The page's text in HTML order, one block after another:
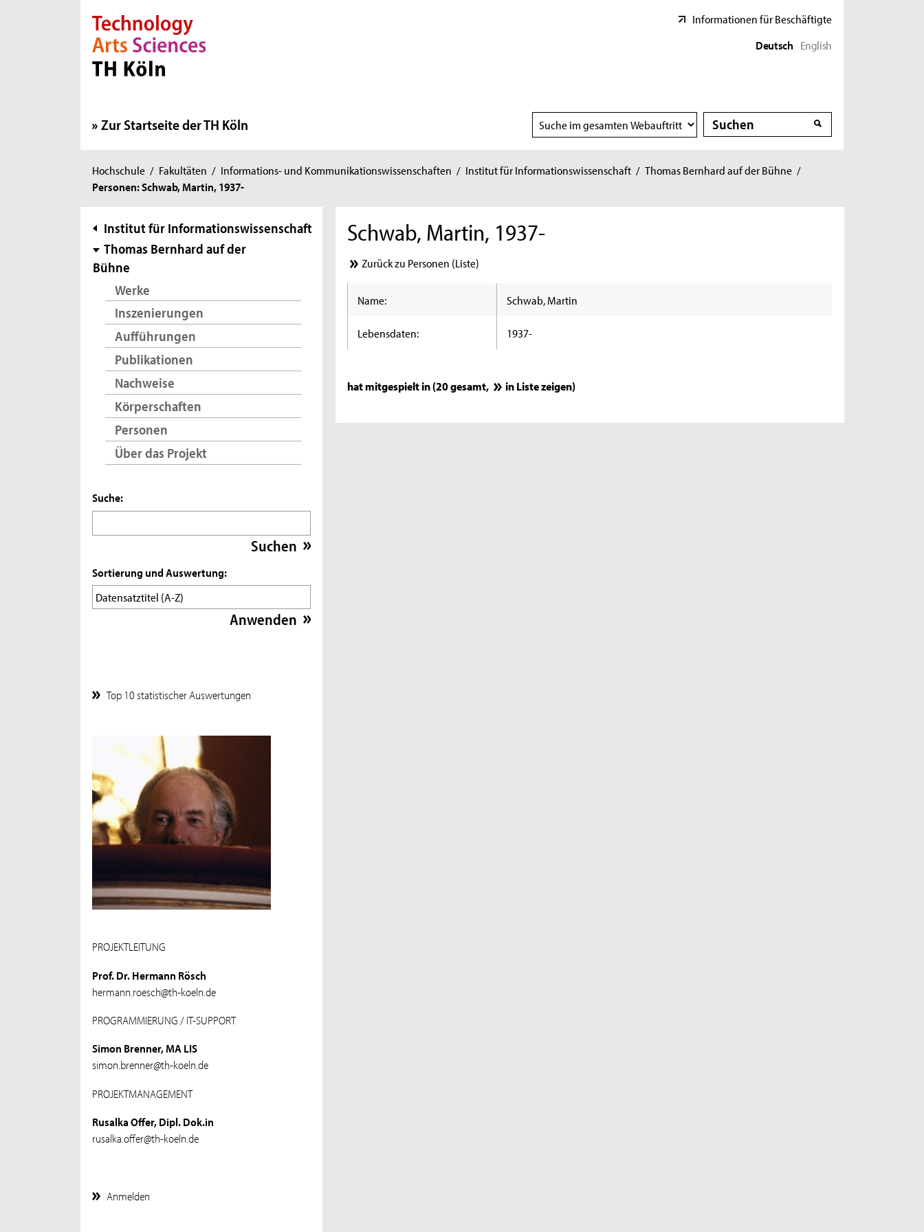
Direkt zur Hauptnavigation
Direkt zur Subnavigation
Direkt zum Inhalt
Direkt zum Fußbereich
Informationen für Beschäftigte
Deutsch English
Zur Startseite der TH Köln
Suchbereich
wählen
Suche
Suche
Sie
sind
Hochschule / Fakultäten / Informations- und Kommunikationswissenschaften / Institut für Informationswissenschaft / Thomas Bernhard auf der Bühne /
Personen: Schwab, Martin, 1937-
Subnavigation
Institut für Informationswissenschaft
Thomas Bernhard auf der
Bühne
Werke
Inszenierungen
Aufführungen
Publikationen
Nachweise
Körperschaften
Personen
Über das Projekt
Suche:
Sortierung und Auswertung:
Top 10 statistischer Auswertungen
PROJEKTLEITUNG
Prof. Dr. Hermann Rösch
hermann.roesch@th-koeln.de
PROGRAMMIERUNG / IT-SUPPORT
Simon Brenner, MA LIS
simon.brenner@th-koeln.de
PROJEKTMANAGEMENT
Rusalka Offer, Dipl. Dok.in
rusalka.offer@th-koeln.de
Anmelden
Schwab, Martin, 1937-
Zurück zu Personen (Liste)
Name: Schwab, Martin
Lebensdaten: 1937-
hat mitgespielt in (20 gesamt, in Liste zeigen)